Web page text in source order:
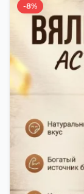
-8%